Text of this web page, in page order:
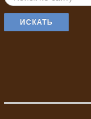
ИСКАТЬ